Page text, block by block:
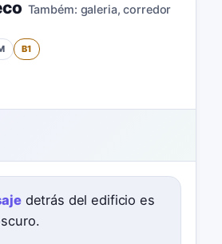
Também: galeria,corredor
B1
detrás del edificio es